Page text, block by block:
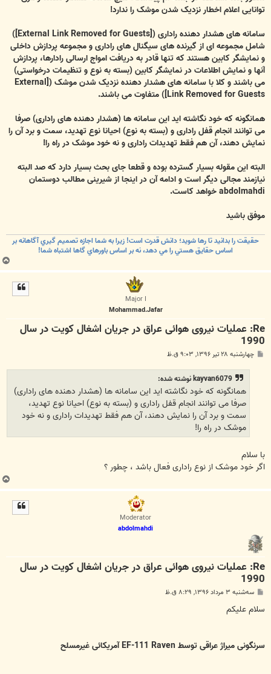
توانایی اعلام اخطار نزدیک شدن موشک را ندارد!
سامانه های هشدار دهنده راداری ([External Link Removed for Guests]
)
شامل مجموعه ای از گیرنده های سیگنال های راداری و مجموعه پردازش داخلی
و نمایشگر کابین هستند که تنها قادر به دریافت امواج ارسالی رادارها، پردازش
آنها و نمایش اطلاعات در نمایشگر کابین (بسته به نوع و تنظیمات درخواستی)
می باشند و کلا با سامانه های هشدار دهنده نزدیک شدن موشک ( [External
Link Removed for Guests]) متفاوت می باشند.
همانگونه که خود نگاشته اید این سامانه ها (هشدار دهنده های راداری) صرفا
می توانند انجام قفل راداری و (بسته به نوع) احیانا نوع تهدید، سمت و برد آن را
نمایش دهند، آن هم فقط تهدیدات راداری و نه خود موشک در راه را!
البته این مقوله بسیار گسترده بوده و قطعا جای بحث بسیار دارد که صد البته
نیازمند مجالی دیگر است و ادامه آن در اینجا از شیرینی مطالب دوستمان
abdolmahdi خواهد کاست.
موفق باشید
حقيقت را بدانيد تا رها شويد؛ دانش قدرت است! زيرا به شما اجازه تصميم گيري آگاهانه بر
اساس حقايق هستي را مي دهد، نه بر اساس باورهاي گاها اشتباه شما!
ب
ا
Major I
Mohammad.Jafar
Re: عملیات نیروی هوائی عراق در جریان اشغال کویت در سال
1990
پ چهارشنبه ۲۸ تیر ۱۳۹۶, ۹:۰۳ ق.ظ
kayvan6079 نوشته شده:
همانگونه که خود نگاشته اید این سامانه ها (هشدار دهنده های راداری)
صرفا می توانند انجام قفل راداری و (بسته به نوع) احیانا نوع تهدید،
سمت و برد آن را نمایش دهند، آن هم فقط تهدیدات راداری و نه خود
موشک در راه را!
با سلام
اگر خود موشک از نوع راداری فعال باشد ، چطور ؟
ب
ا
Moderator
abdolmahdi
Re: عملیات نیروی هوائی عراق در جریان اشغال کویت در سال
1990
پ
ت
سه‌شنبه ۳ مرداد ۱۳۹۶, ۸:۲۹ ق.ظ
سلام علیکم
سرنگونی میراژ عراقی توسط EF-111 Raven آمریکائی غیرمسلح